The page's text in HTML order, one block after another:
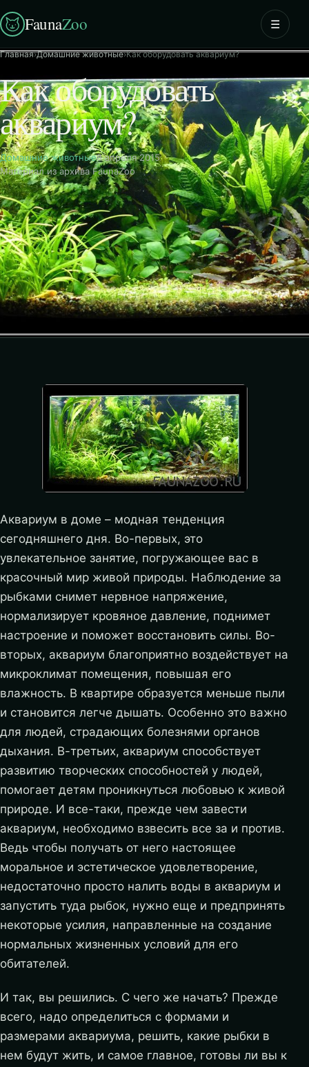
FaunaZoo ☰
Главная›Домашние животные›Как оборудовать аквариум?
Как оборудовать
аквариум?
Домашние животные8 апреля 2015
Материал из архива FaunaZoo
Аквариум в доме – модная тенденция
сегодняшнего дня. Во-первых, это
увлекательное занятие, погружающее вас в
красочный мир живой природы. Наблюдение за
рыбками снимет нервное напряжение,
нормализирует кровяное давление, поднимет
настроение и поможет восстановить силы. Во-
вторых, аквариум благоприятно воздействует на
микроклимат помещения, повышая его
влажность. В квартире образуется меньше пыли
и становится легче дышать. Особенно это важно
для людей, страдающих болезнями органов
дыхания. В-третьих, аквариум способствует
развитию творческих способностей у людей,
помогает детям проникнуться любовью к живой
природе. И все-таки, прежде чем завести
аквариум, необходимо взвесить все за и против.
Ведь чтобы получать от него настоящее
моральное и эстетическое удовлетворение,
недостаточно просто налить воды в аквариум и
запустить туда рыбок, нужно еще и предпринять
некоторые усилия, направленные на создание
нормальных жизненных условий для его
обитателей.
И так, вы решились. С чего же начать? Прежде
всего, надо определиться с формами и
размерами аквариума, решить, какие рыбки в
нем будут жить, и самое главное, готовы ли вы к